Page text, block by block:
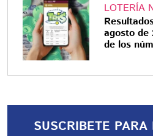
LOTERÍA
agosto de
de los
SUSCRIBETE